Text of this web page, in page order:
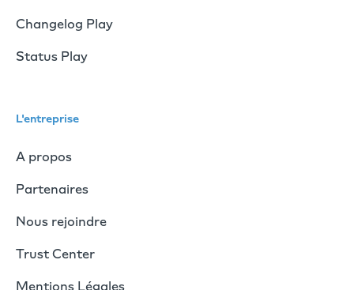
Changelog Play
Status Play
L'entreprise
A propos
Partenaires
Nous rejoindre
Trust Center
Mentions Légales